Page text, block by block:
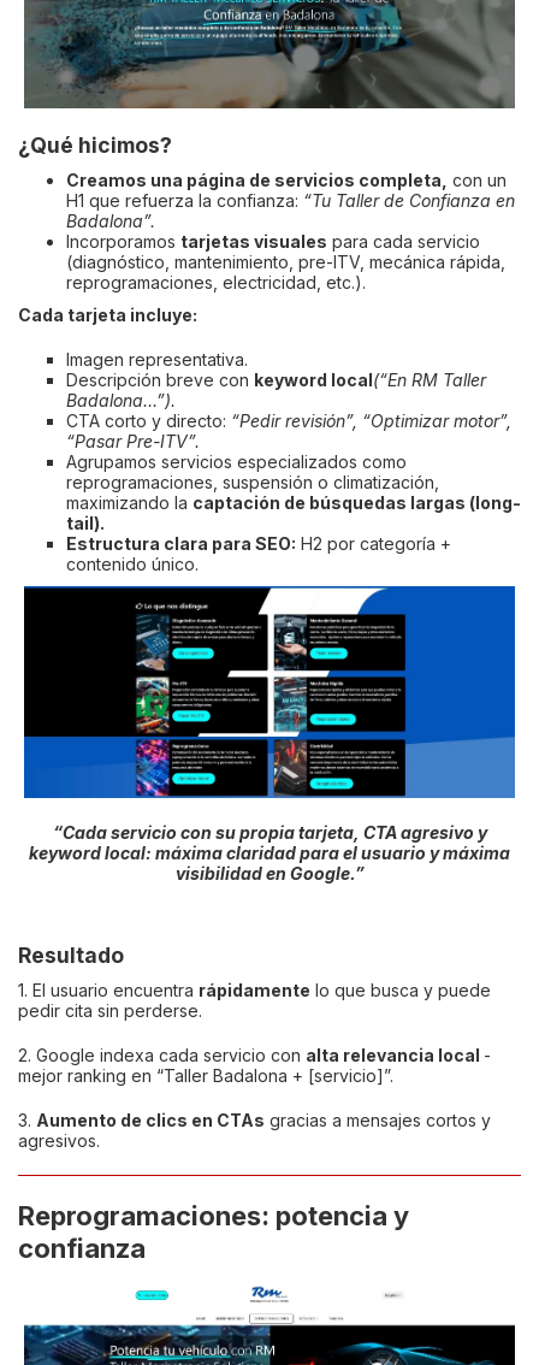
¿Qué hicimos?
Creamos una página de servicios completa, con un
H1 que refuerza la confianza: “Tu Taller de Confianza en
Badalona”.
Incorporamos tarjetas visuales para cada servicio
(diagnóstico, mantenimiento, pre-ITV, mecánica rápida,
reprogramaciones, electricidad, etc.).
Cada tarjeta incluye:
Imagen representativa.
Descripción breve con keyword local(“En RM Taller
Badalona…”).
CTA corto y directo: “Pedir revisión”, “Optimizar motor”,
“Pasar Pre-ITV”.
Agrupamos servicios especializados como
reprogramaciones, suspensión o climatización,
maximizando la captación de búsquedas largas (long-
tail).
Estructura clara para SEO: H2 por categoría +
contenido único.
“Cada servicio con su propia tarjeta, CTA agresivo y
keyword local: máxima claridad para el usuario y máxima
visibilidad en Google.”
Resultado
1. El usuario encuentra rápidamente lo que busca y puede
pedir cita sin perderse.
2. Google indexa cada servicio con alta relevancia local -
mejor ranking en “Taller Badalona + [servicio]”.
3. Aumento de clics en CTAs gracias a mensajes cortos y
agresivos.
Reprogramaciones: potencia y
confianza